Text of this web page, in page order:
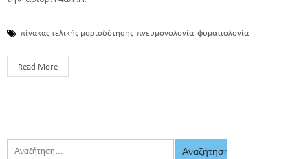
πίνακας τελικής μοριοδότησης πνευμονολογία φυματιολογία
Read More